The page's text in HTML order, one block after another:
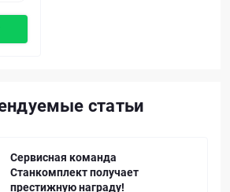
статьи
Сервисная команда
Станкомплект получает
престижную награду!